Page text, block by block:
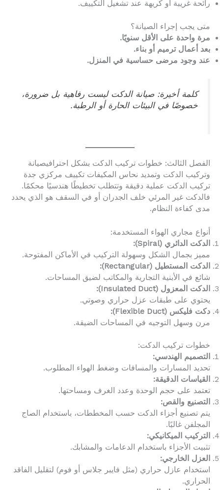
رائحة غريبة أو كريهة عند تشغيل التكييف.
متى يجب إجراء الصيانة؟
مرة واحدة على الأقل سنويًا.
بعد أعمال ترميم أو بناء.
عند وجود مرضى حساسية في المنزل.
كلمة أخيرة: صيانة الدكت ليست رفاهية بل ضرورة،
خصوصًا في البيئات الحارة أو الرطبة.
الفصل الثالث: خطوات تركيب الدكت بشكل احترافيصيانة
وتركيب الدكت وتمديد نحاس المكيفات تكييف مركزي جدة
تركيب الدكت عملية دقيقة وتتطلب تخطيطًا هندسيًا محكمًا.
فالدكت غير المرئي خلف الجدران أو في السقف هو الذي يحدد
مدى كفاءة النظام.
أنواع مجاري الهواء المستخدمة:
الدكت الدائري (Spiral):
مميز بجمال الشكل وسهولة التركيب في الأماكن المفتوحة.
الدكت المستطيل (Rectangular):
شائع في الأبنية التجارية والمكاتب لضيق المساحات.
الدكت المعزول (Insulated Duct):
يحتوي على طبقات عزل حراري وصوتي.
دكت فليكس (Flexible Duct):
مرن وسهل التوجيه في المساحات الضيقة.
خطوات تركيب الدكت:
التصميم الهندسي:
تحديد المسارات والمسافات وضغط الهواء المطلوب.
القياسات الدقيقة:
تعتمد على حجم الوحدة وعدد الغرف ومساحتها.
التصنيع والقص:
يتم تصنيع أجزاء الدكت حسب المخططات، باستخدام الصاج
المجلفن غالبًا.
التركيب الميكانيكي:
تثبيت الأجزاء باستخدام الدعامات والمشابك.
العزل الخارجي:
استخدام عازل حراري (مثل فايبر جلاس أو فوم) لتقليل الفاقد
الحراري.